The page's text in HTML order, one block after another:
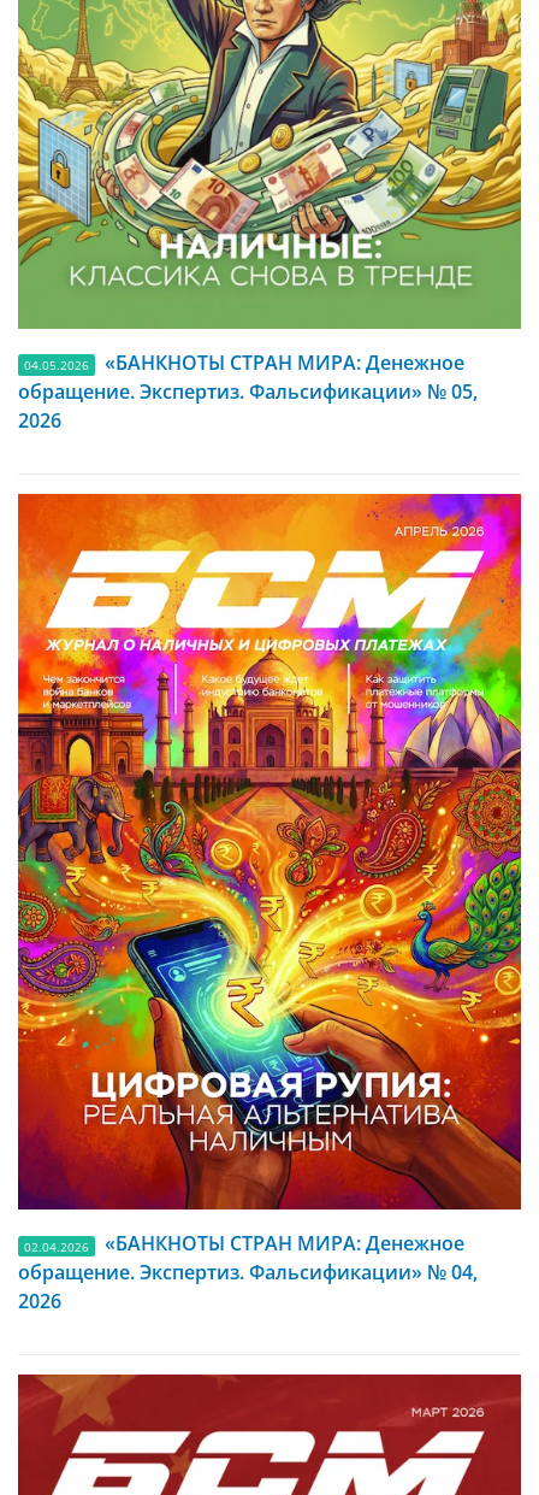
04.05.2026
«БАНКНОТЫ СТРАН МИРА: Денежное
обращение. Экспертиз. Фальсификации» № 05,
2026
02.04.2026
«БАНКНОТЫ СТРАН МИРА: Денежное
обращение. Экспертиз. Фальсификации» № 04,
2026